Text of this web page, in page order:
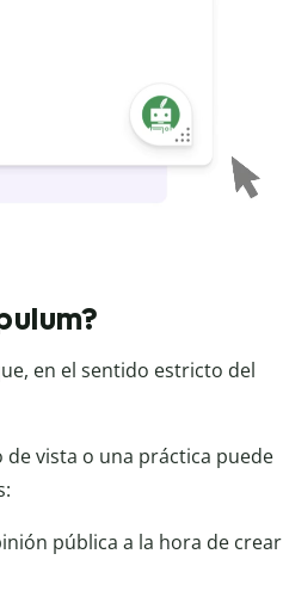
en el sentido estricto del
de vista o una práctica puede
pública a la hora de crear